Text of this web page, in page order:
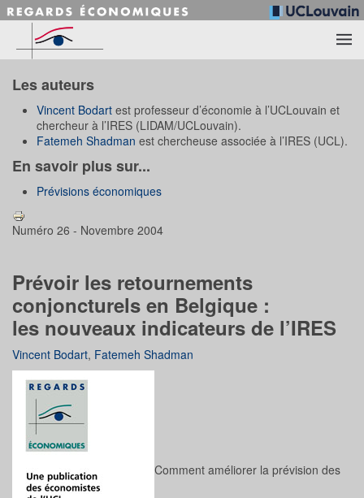
Accéder au contenu principal
Les auteurs
Vincent Bodart est professeur d’économie à l’UCLouvain et
chercheur à l’IRES (LIDAM/UCLouvain).
Fatemeh Shadman est chercheuse associée à l’IRES (UCL).
En savoir plus sur...
Prévisions économiques
Numéro 26 - Novembre 2004
Prévoir les retournements
conjoncturels en Belgique :
les nouveaux indicateurs de l’IRES
Vincent Bodart, Fatemeh Shadman
Comment améliorer la prévision des